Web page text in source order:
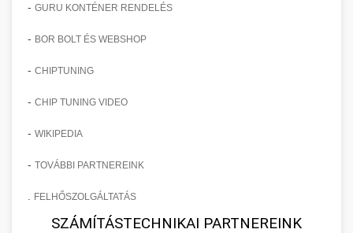
- GURU KONTÉNER RENDELÉS
- BOR BOLT ÉS WEBSHOP
- CHIPTUNING
- CHIP TUNING VIDEO
- WIKIPEDIA
- TOVÁBBI PARTNEREINK
FELHŐSZOLGÁLTATÁS
SZÁMÍTÁSTECHNIKAI PARTNEREINK